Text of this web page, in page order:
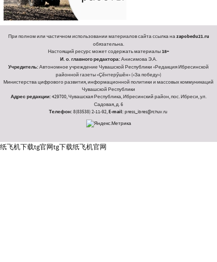
При полном или частичном использовании материалов сайта ссылка наzapobedu21.ru
обязательна.
Настоящий ресурс может содержать материалы18+
И. о. главного редактора:Анисимова Э.А.
Учредитель:Автономное учреждение Чувашской Республики «Редакция Ибресинской
районной газеты «Ҫӗнтерӳшӗн» («За победу»)
Министерства цифрового развития, информационной политики и массовых коммуникаций
Чувашской Республики
Адрес редакции:429700, Чувашская Республика, Ибресинский район, пос. Ибреси, ул.
Садовая, д. 6
Телефон:8(83538) 2-11-92,E-mail:press_ibres@rchuv.ru
纸飞机下载tg官网tg下载纸飞机官网